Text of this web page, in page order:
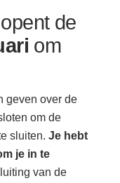
de
om
geven over de
om de
sluiten.Je hebt
je in te
van de